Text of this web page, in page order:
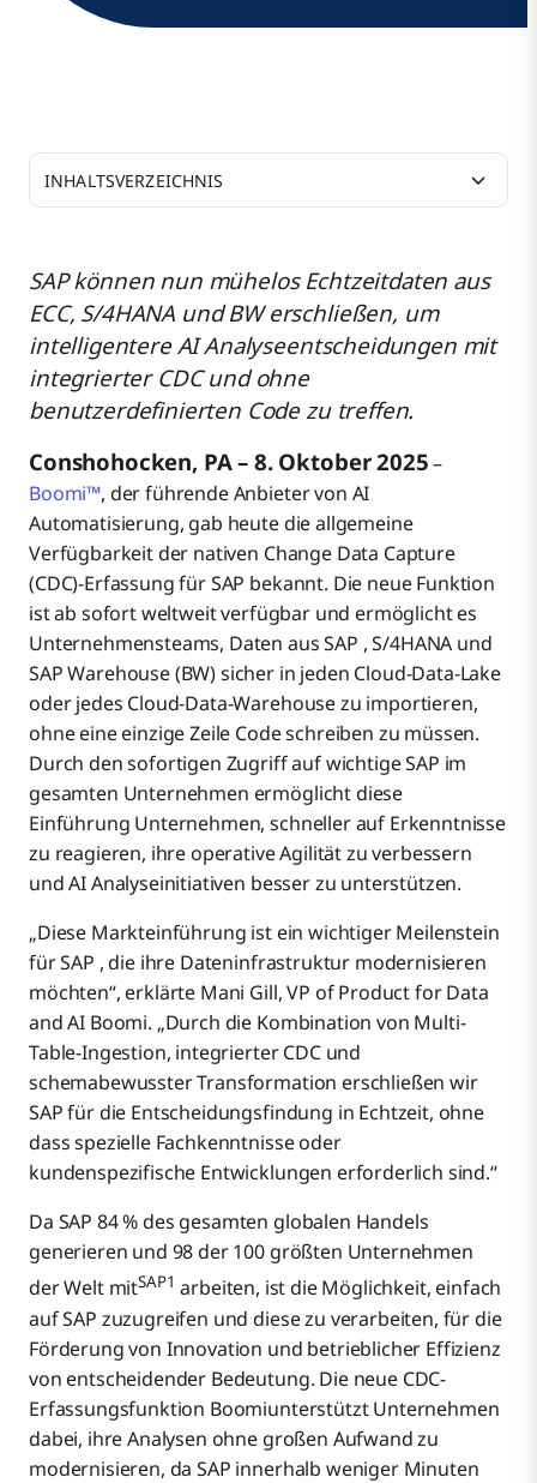
SAP können nun mühelos Echtzeitdaten aus
ECC, S/4HANA und BW erschließen, um
intelligentere AI Analyseentscheidungen mit
integrierter CDC und ohne
benutzerdefinierten Code zu treffen.
Conshohocken, PA – 8. Oktober 2025 –
Boomi™, der führende Anbieter von AI
Automatisierung, gab heute die allgemeine
Verfügbarkeit der nativen Change Data Capture
(CDC)-Erfassung für SAP bekannt. Die neue Funktion
ist ab sofort weltweit verfügbar und ermöglicht es
Unternehmensteams, Daten aus SAP , S/4HANA und
SAP Warehouse (BW) sicher in jeden Cloud-Data-Lake
oder jedes Cloud-Data-Warehouse zu importieren,
ohne eine einzige Zeile Code schreiben zu müssen.
Durch den sofortigen Zugriff auf wichtige SAP im
gesamten Unternehmen ermöglicht diese
Einführung Unternehmen, schneller auf Erkenntnisse
zu reagieren, ihre operative Agilität zu verbessern
und AI Analyseinitiativen besser zu unterstützen.
„Diese Markteinführung ist ein wichtiger Meilenstein
für SAP , die ihre Dateninfrastruktur modernisieren
möchten“, erklärte Mani Gill, VP of Product for Data
and AI Boomi. „Durch die Kombination von Multi-
Table-Ingestion, integrierter CDC und
schemabewusster Transformation erschließen wir
SAP für die Entscheidungsfindung in Echtzeit, ohne
dass spezielle Fachkenntnisse oder
kundenspezifische Entwicklungen erforderlich sind.“
Da SAP 84 % des gesamten globalen Handels
generieren und 98 der 100 größten Unternehmen
der Welt mitSAP1 arbeiten, ist die Möglichkeit, einfach
auf SAP zuzugreifen und diese zu verarbeiten, für die
Förderung von Innovation und betrieblicher Effizienz
von entscheidender Bedeutung. Die neue CDC-
Erfassungsfunktion Boomiunterstützt Unternehmen
dabei, ihre Analysen ohne großen Aufwand zu
modernisieren, da SAP innerhalb weniger Minuten
INHALTSVERZEICHNIS
Zusätzliche Ressourcen:
Über Boomi